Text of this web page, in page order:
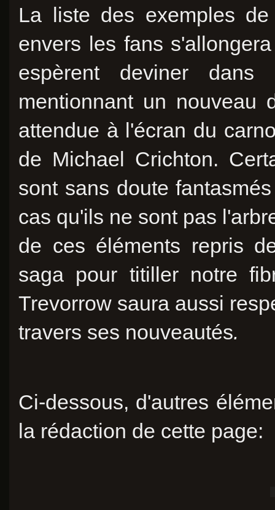
La liste des exemples
envers les fans
espèrent deviner
mentionnant un nouveau
attendue à l'écran du
de Michael Crichton.
sont sans doute
cas qu'ils ne sont pas
de ces éléments repris
saga pour titiller notre
Trevorrow saura aussi
travers ses nouveautés.
Ci-dessous, d'autres
la rédaction de cette page: